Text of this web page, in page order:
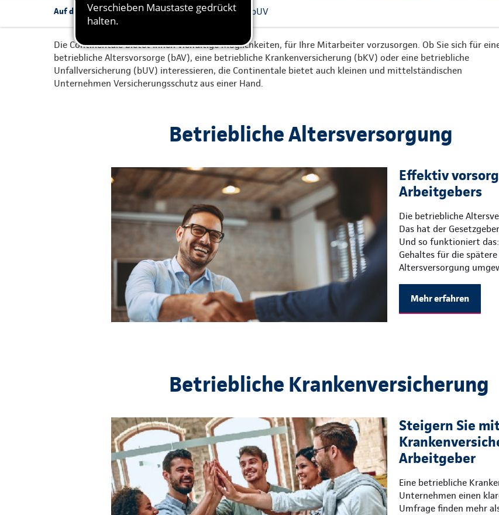
Auf dieser Seite: bAV bKV bUV
Die Continentale bietet Ihnen vielfältige Möglichkeiten, für Ihre Mitarbeiter vorzusorgen. Ob Sie sich für
betriebliche Altersvorsorge (bAV), eine betriebliche Krankenversicherung (bKV) oder eine betriebliche
Unfallversicherung (bUV) interessieren, die Continentale bietet auch kleinen und mittelständischen
Unternehmen Versicherungsschutz aus einer Hand.
Betriebliche Altersversorgung
Effektiv
Arbeitgebers
Die betriebliche
Das hat der
Und so funktioniert
Gehaltes für die
Altersversorgung
Mehr erfahren
Betriebliche Krankenversicherung
Steigern Sie
Arbeitgeber
Eine betriebliche
Unternehmen einen
Umfrage finden mehr